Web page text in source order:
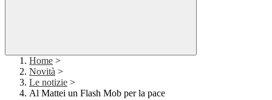
Home >
Novità >
Le notizie >
Al Mattei un Flash Mob per la pace